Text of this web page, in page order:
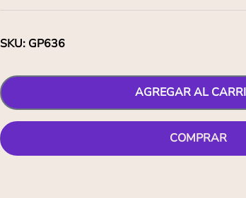
SKU: GP636
AGREGAR AL
COMPRAR